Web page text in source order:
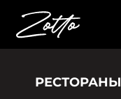
РЕСТОРАНЫ